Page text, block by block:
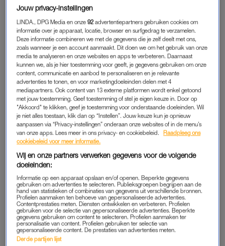
https://www.instagram.com/p/BnLUgpug656/?taken-
3. Verschil moet er wezen
Wij zijn ‘team rechts’.
https://www.instagram.com/p/BnLpiERlPAa/?
utm_source=ig_share_sheet&igshid=8p81so496ene
4. Liefde
Of ze nu verliefd is of niet: liefde komt Anna niet te kort.
https://www.instagram.com/p/BnLkloWlqWj/?taken-
by=annanooshin
5. ‘Good God’
En wij vinden deze foto leuk, Anouk.
https://www.instagram.com/p/BnKEN3MgD8C/?taken-
by=anouk
6. Goeie start
Jouw privacy-instellingen
LINDA., DPG Media en onze92 advertentiepartners gebruiken cookies om
informatie over je apparaat, locatie, browser en surfgedrag te verzamelen.
Deze informatie combineren we met de gegevens die je zelf deelt met ons,
zoals wanneer je een account aanmaakt. Dit doen we om het gebruik van onze
media te analyseren en onze websites en apps te verbeteren. Daarnaast
kunnen we, als je hier toestemming voor geeft, je gegevens gebruiken om onze
content, communicatie en aanbod te personaliseren en je relevante
advertenties te tonen, en voor marketingdoeleinden delen met 4
mediapartners. Ook content van 13 externe platformen wordt enkel getoond
met jouw toestemming. Geef toestemming of stel je eigen keuze in. Door op
"Akkoord" te klikken, geef je toestemming voor onderstaande doeleinden. Wil
je niet alles toestaan, klik dan op “Instellen”. Jouw keuze kun je opnieuw
aanpassen via “Privacy-instellingen” onderaan onze websites of in de menu’s
van onze apps. Lees meer in ons privacy- en cookiebeleid.
Raadpleeg ons
cookiebeleid voor meer informatie.
Wij en onze partners verwerken gegevens voor de volgende
doeleinden:
Informatie op een apparaat opslaan en/of openen. Beperkte gegevens
gebruiken om advertenties te selecteren. Publieksgroepen begrijpen aan de
hand van statistieken of combinaties van gegevens uit verschillende bronnen.
Profielen aanmaken ten behoeve van gepersonaliseerde advertenties.
Contentprestaties meten. Diensten ontwikkelen en verbeteren. Profielen
gebruiken voor de selectie van gepersonaliseerde advertenties. Beperkte
gegevens gebruiken om content te selecteren. Profielen aanmaken ter
personalisatie van content. Profielen gebruiken ter selectie van
gepersonaliseerde content. De prestaties van advertenties meten.
Derde partijen lijst